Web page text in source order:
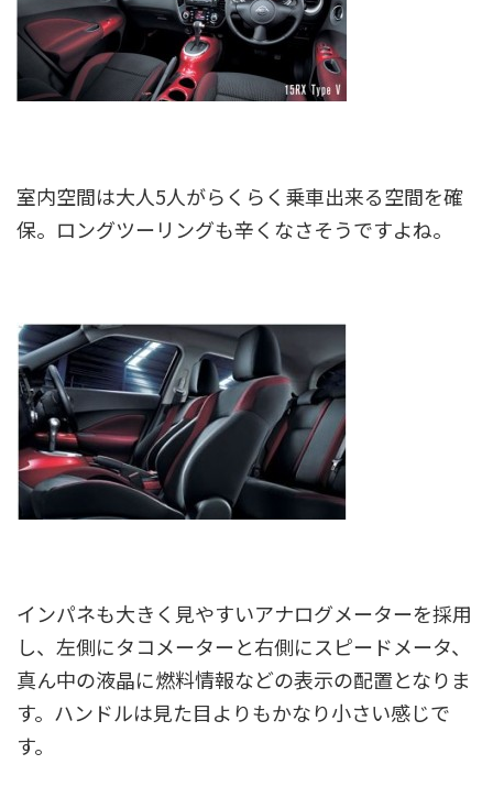
室内空間は大人5人がらくらく乗車出来る空間を確
保。ロングツーリングも辛くなさそうですよね。
インパネも大きく見やすいアナログメーターを採用
し、左側にタコメーターと右側にスピードメータ、
真ん中の液晶に燃料情報などの表示の配置となりま
す。ハンドルは見た目よりもかなり小さい感じで
す。